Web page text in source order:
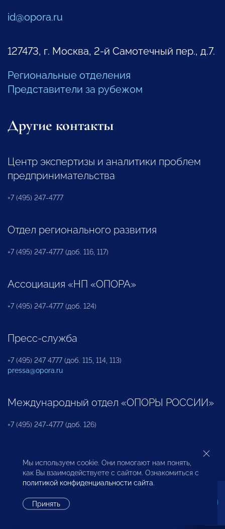
id@opora.ru
127473, г. Москва, 2-й Самотечный пер., д.7.
Региональные отделения
Представители за рубежом
Другие контакты
Центр экспертизы и аналитики проблем
предпринимательства
+7 (495) 247-4777
Отдел регионального развития
+7 (495) 247-4777 (доб. 116, 117)
Ассоциация «НП «ОПОРА»
+7 (495) 247-4777 (доб. 124)
Пресс-служба
+7 (495) 247 4777 (доб. 115, 114, 113)
pressa@opora.ru
Международный отдел «ОПОРЫ РОССИИ»
+7 (495) 247-4777 (доб. 126)
Бюро по защите прав предпринимателей и
инвесторов
Мы используем cookie. Они помогают нам понять,
как Вы взаимодействуете с сайтом. Ознакомиться с
политикой конфиденциальности сайта.
Принять